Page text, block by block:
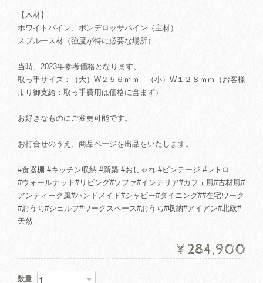
【木材】
ホワイトパイン、ポンデロッサパイン（主材）
スプルース材（強度が特に必要な場所）
当時、2023年参考価格となります。
取っ手サイズ：（大）W２５６ｍｍ （小）W１２８ｍｍ（お客様
より御支給：取っ手費用は価格に含まず）
お好きなものにご変更可能です。
お打合せのうえ、商品ページを出品をいたします。
#食器棚 #キッチン収納 #新築 #おしゃれ #ビンテージ #レトロ
#ウォールナット#リビング#ソファ#インテリア#カフェ風#古材風#
アンティーク風#ハンドメイド#シャビー#ダイニング##在宅ワーク
#おうち#シェルフ#ワークスペース#おうち#収納#アイアン#北欧#
天然
¥284,900
数量